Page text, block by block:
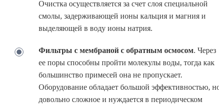
Очистка осуществляется за счет слоя специальной
смолы, задерживающей ионы кальция и магния и
выделяющей в воду ионы натрия.
Фильтры с мембраной с обратным осмосом. Через
ее поры способны пройти молекулы воды, тогда как
большинство примесей она не пропускает.
Оборудование обладает большой эффективностью,
довольно сложное и нуждается в периодическом